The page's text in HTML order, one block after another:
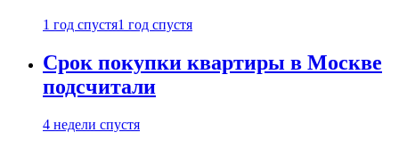
1 год спустя1 год спустя
Срок покупки квартиры в Москве
подсчитали
4 недели спустя